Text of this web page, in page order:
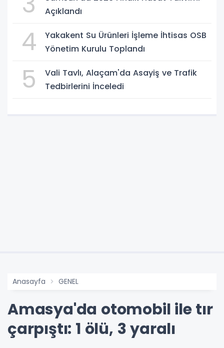
Açıklandı
4
Yakakent Su Ürünleri İşleme İhtisas OSB
Yönetim Kurulu Toplandı
5
Vali Tavlı, Alaçam'da Asayiş ve Trafik
Tedbirlerini İnceledi
Anasayfa GENEL
Amasya'da otomobil ile tır
çarpıştı: 1 ölü, 3 yaralı